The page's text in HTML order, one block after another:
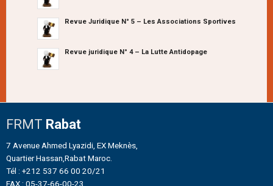
Revue Juridique N° 5 – Les Associations Sportives
Revue juridique N° 4 – La Lutte Antidopage
FRMT Rabat
7 Avenue Ahmed Lyazidi, EX Meknès,
Quartier Hassan,Rabat Maroc.
Tél : +212 537 66 00 20/21
FAX : 05-37-66-00-23